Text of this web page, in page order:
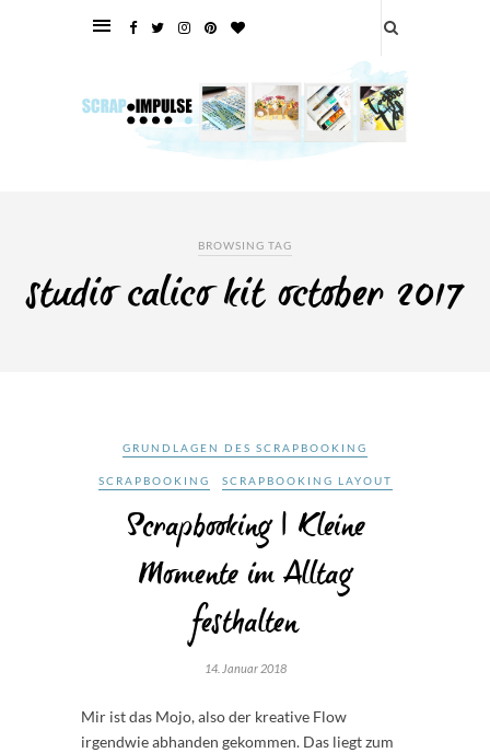
BROWSING TAG
studio calico kit october 2017
GRUNDLAGEN DES SCRAPBOOKING
SCRAPBOOKING SCRAPBOOKING LAYOUT
Scrapbooking | Kleine
Momente im Alltag
festhalten
14. Januar 2018
Mir ist das Mojo, also der kreative Flow
irgendwie abhanden gekommen. Das liegt zum